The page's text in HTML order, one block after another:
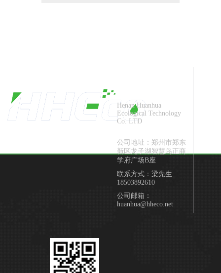
Henan Huanhua
Ecological Technology
Co. LTD
公司地址：郑州市郑东
新区龙子湖智慧岛正商
学府广场B座
联系方式：梁先生
18503892610
公司邮箱：
huanhua@hheco.net